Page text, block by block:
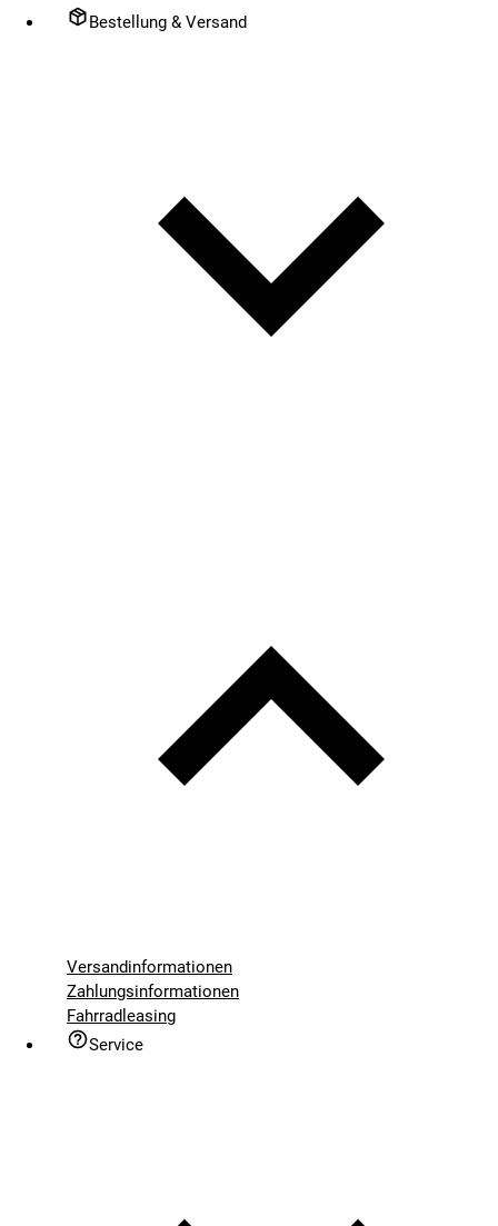
Bestellung & Versand
Versandinformationen
Zahlungsinformationen
Fahrradleasing
Service